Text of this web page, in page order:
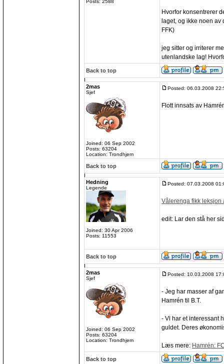
Posts: 2588
Hvorfor konsentrerer
laget, og ikke noen
FFK)
jeg sitter og irriterer
utenlandske lag!
Back to top
2mas
Sjef
Joined: 06 Sep 2002
Posts: 63204
Location: Trondhjem
Posted: 06.03.2008
Flott innsats av
Back to top
Hedning
Legende
Joined: 30 Apr 2006
Posts: 11553
Posted: 07.03.2008
Vålerenga fikk leksjon
edit: Lar den stå her
Back to top
2mas
Sjef
Joined: 06 Sep 2002
Posts: 63204
Location: Trondhjem
Posted: 10.03.2008
- Jeg har masser af
Hamrén til B.T.
- Vi har et interessant
guldet. Deres
Læs mere: Hamrén:
Back to top